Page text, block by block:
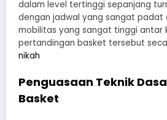
dalam level tertinggi sepanjang
dengan jadwal yang sangat padat
mobilitas yang sangat tinggi antar
pertandingan basket tersebut
nikah
Penguasaan Teknik
Basket